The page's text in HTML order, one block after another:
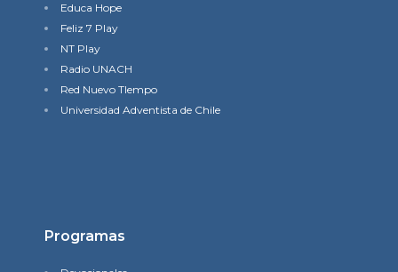
Educa Hope
Feliz 7 Play
NT Play
Radio UNACH
Red Nuevo TIempo
Universidad Adventista de Chile
Programas